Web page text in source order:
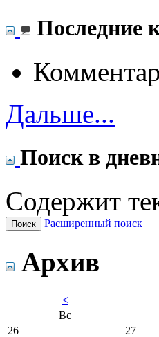
Последние
Дальше...
Поиск в
Содержит
Расширенный поиск
Архив
<
Вс
26
27